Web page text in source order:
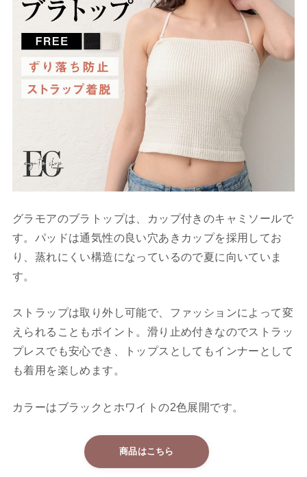
グラモアのブラトップは、カップ付きのキャミソールで
す。パッドは通気性の良い穴あきカップを採用してお
り、蒸れにくい構造になっているので夏に向いていま
す。
ストラップは取り外し可能で、ファッションによって変
えられることもポイント。滑り止め付きなのでストラッ
プレスでも安心でき、トップスとしてもインナーとして
も着用を楽しめます。
カラーはブラックとホワイトの2色展開です。
商品はこちら